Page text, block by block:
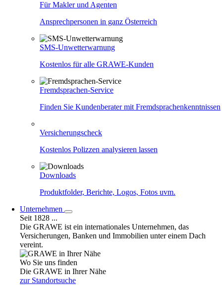
Für Makler und Agenten
Ansprechpersonen in ganz Österreich
SMS-Unwetterwarnung
Kostenlos für alle GRAWE-Kunden
Fremdsprachen-Service
Finden Sie Kundenberater mit Fremdsprachenkenntnissen
Versicherungscheck
Kostenlos Polizzen analysieren lassen
Downloads
Produktfolder, Berichte, Logos, Fotos uvm.
Unternehmen
Seit 1828 ...
Die GRAWE ist ein internationales Unternehmen, das
Versicherungen, Banken und Immobilien unter einem Dach
vereint.
Wo Sie uns finden
Die GRAWE in Ihrer Nähe
zur Standortsuche